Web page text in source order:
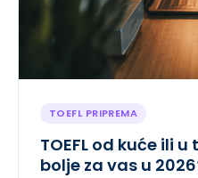
TOEFL PRIPREMA
TOEFL od kuće ili
bolje za vas u